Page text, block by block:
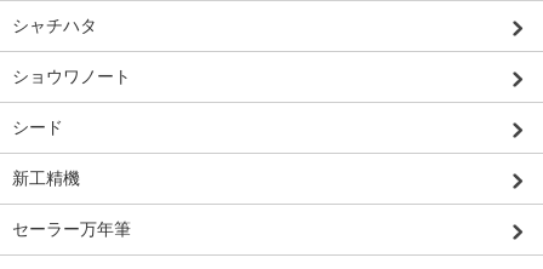
シャチハタ
ショウワノート
シード
新工精機
セーラー万年筆